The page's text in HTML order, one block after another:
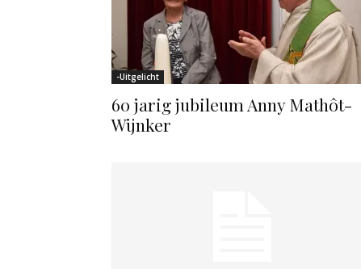
-Uitgelicht
60 jarig jubileum Anny Mathôt-
Wijnker